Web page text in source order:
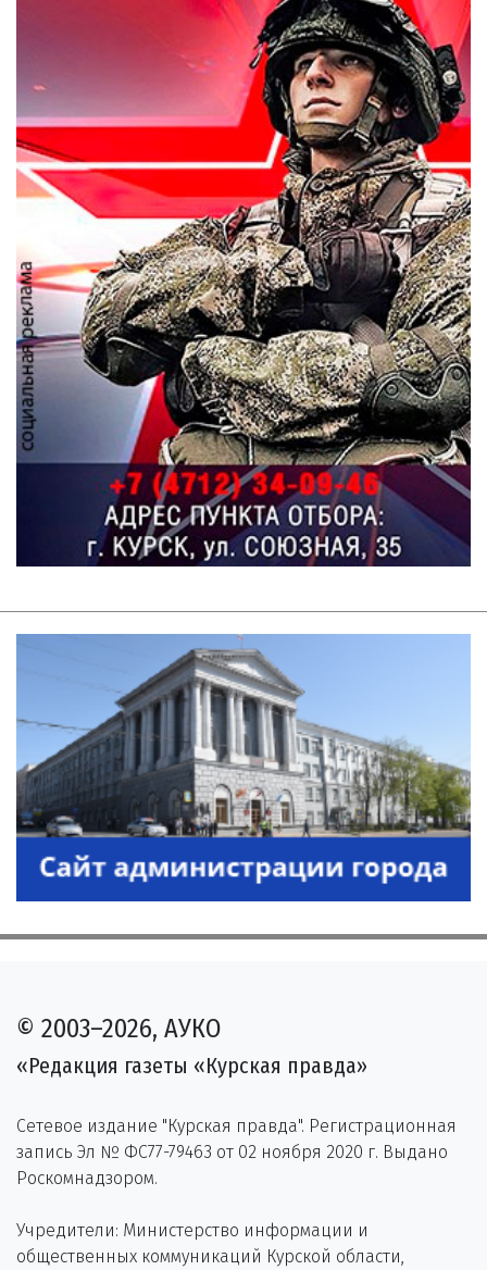
© 2003–2026, АУКО
«Редакция газеты «Курская правда»
Сетевое издание "Курская правда". Регистрационная
запись Эл № ФС77-79463 от 02 ноября 2020 г. Выдано
Роскомнадзором.
Учредители: Министерство информации и
общественных коммуникаций Курской области,